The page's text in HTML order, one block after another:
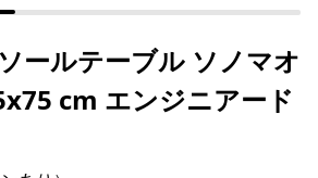
ールテーブル ソノマオ
cm エンジニアード